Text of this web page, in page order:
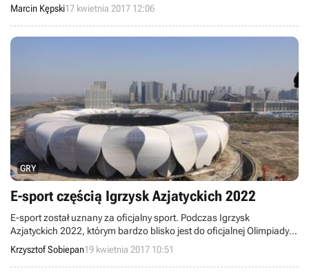
Marcin Kępski17 kwietnia 2017 12:06
GRY
E-sport częścią Igrzysk Azjatyckich 2022
E-sport został uznany za oficjalny sport. Podczas Igrzysk
Azjatyckich 2022, którym bardzo blisko jest do oficjalnej Olimpiady,
konkurować o medale będą mogli nie tylko biegacze, skoczkowie lub
pływacy. Do domu złote krążki zabierze także światowa śmietanka
graczy e-sportowych.
Krzysztof Sobiepan19 kwietnia 2017 10:51